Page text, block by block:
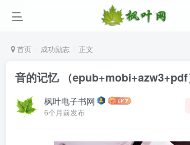
首页 成功励志 正文
音的记忆 （epub+mobi+azw3+pdf
枫叶电子书网
6个月前发布